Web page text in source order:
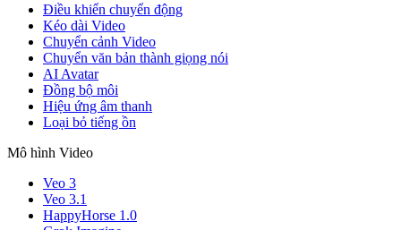
Điều khiển chuyển động
Kéo dài Video
Chuyển cảnh Video
Chuyển văn bản thành giọng nói
AI Avatar
Đồng bộ môi
Hiệu ứng âm thanh
Loại bỏ tiếng ồn
Mô hình Video
Veo 3
Veo 3.1
HappyHorse 1.0